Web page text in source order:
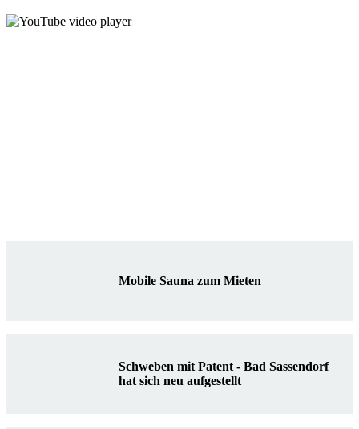
Mobile Sauna zum Mieten
Schweben mit Patent - Bad Sassendorf
hat sich neu aufgestellt